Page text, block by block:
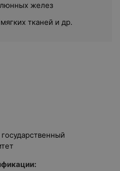
желез
тканей и др.